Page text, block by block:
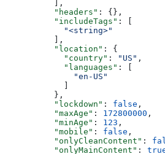
          ],
          "headers"
: {},
          "includeTags"
: [
            "<string>"
          ],
          "location"
: {
            "country"
: "US" ,
            "languages"
: [
              "en-US"
          },
          "lockdown"
: false ,
          "maxAge"
: 172800000 ,
          "minAge"
: 123 ,
          "mobile"
: false ,
          "onlyCleanContent"
:
          "onlyMainContent"
: